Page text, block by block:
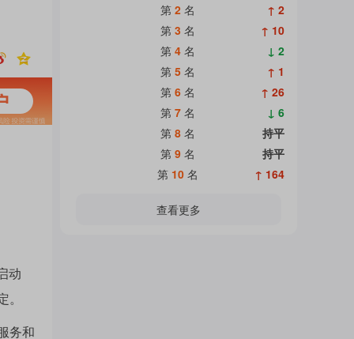
热
门
动
务和
第 2 名
↑ 2
第 3 名
↑ 10
第 4 名
↓ 2
第 5 名
↑ 1
第 6 名
↑ 26
第 7 名
↓ 6
第 8 名
持平
第 9 名
持平
第 10 名 ↑ 164
查看更多